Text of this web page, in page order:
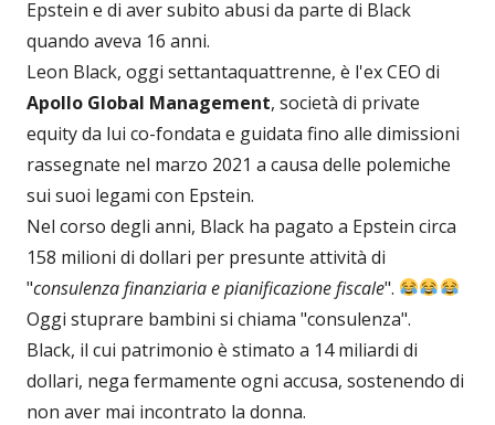
Epstein e di aver subito abusi da parte di Black
quando aveva 16 anni.
Leon Black, oggi settantaquattrenne, è l'ex CEO di
Apollo Global Management, società di private
equity da lui co-fondata e guidata fino alle dimissioni
rassegnate nel marzo 2021 a causa delle polemiche
sui suoi legami con Epstein.
Nel corso degli anni, Black ha pagato a Epstein circa
158 milioni di dollari per presunte attività di
"consulenza finanziaria e pianificazione fiscale".
Oggi stuprare bambini si chiama "consulenza".
Black, il cui patrimonio è stimato a 14 miliardi di
dollari, nega fermamente ogni accusa, sostenendo di
non aver mai incontrato la donna.